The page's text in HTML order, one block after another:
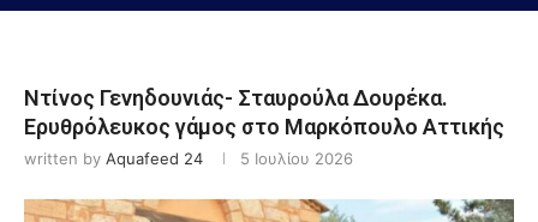
Ντίνος Γενηδουνιάς- Σταυρούλα Δουρέκα.
Ερυθρόλευκος γάμος στο Μαρκόπουλο Αττικής
written by Aquafeed 24 5 Ιουλίου 2026